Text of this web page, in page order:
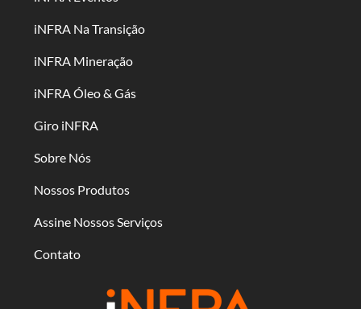
iNFRA Na Transição
iNFRA Mineração
iNFRA Óleo & Gás
Giro iNFRA
Sobre Nós
Nossos Produtos
Assine Nossos Serviços
Contato